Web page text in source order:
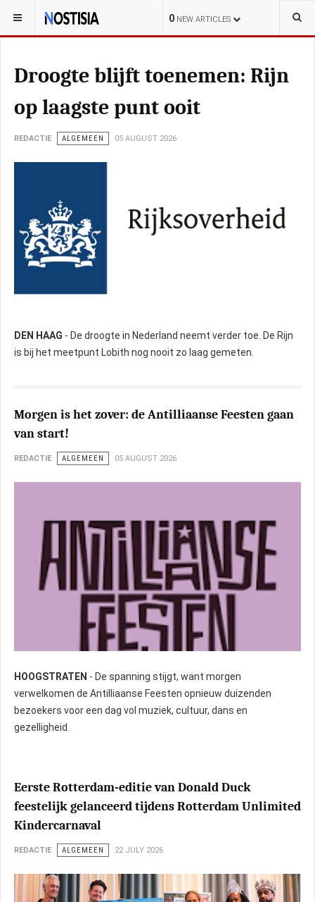
0 NEW ARTICLES
YOU ARE HERE: NEDERLAND POLITIEK
Droogte blijft toenemen: Rijn
op laagste punt ooit
REDACTIE ALGEMEEN 05 AUGUST 2026
DEN HAAG - De droogte in Nederland neemt verder toe. De Rijn
is bij het meetpunt Lobith nog nooit zo laag gemeten.
Morgen is het zover: de Antilliaanse Feesten gaan
van start!
REDACTIE ALGEMEEN 05 AUGUST 2026
HOOGSTRATEN - De spanning stijgt, want morgen
verwelkomen de Antilliaanse Feesten opnieuw duizenden
bezoekers voor een dag vol muziek, cultuur, dans en
gezelligheid.
Eerste Rotterdam-editie van Donald Duck
feestelijk gelanceerd tijdens Rotterdam Unlimited
Kindercarnaval
REDACTIE ALGEMEEN 22 JULY 2026